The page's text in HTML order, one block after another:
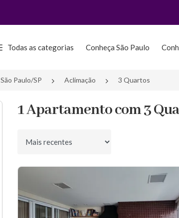
Todas as categorias Conheça São Paulo
São Paulo/SP Aclimação 3 Quartos
1 Apartamento com 3
Ordenar por